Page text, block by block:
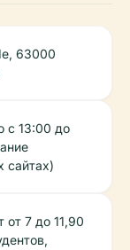
63000
с 13:00 до
сайтах)
от 7 до 11,90